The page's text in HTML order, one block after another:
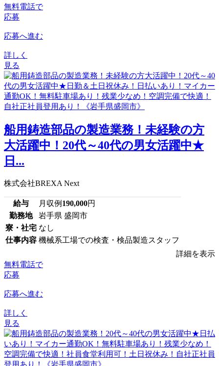
無料電話で
応募
応募へ進む
詳しく
見る
船用鋳造部品の製造業務！未経験の方
大活躍中！20代～40代の男女活躍中★
日...
株式会社BREXA Next
給与 月収例 190,000円
勤務地
岩手県 盛岡市
寮・社宅 なし
仕事内容 機械系工場での検査・検品製造スタッフ
詳細を表示
無料電話で
応募
応募へ進む
詳しく
見る